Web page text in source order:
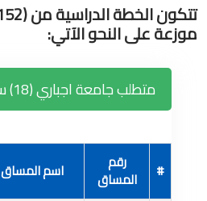
موزعة على النحو الآتي:
متطلب جامعة اجباري (18) ساعة
# رقم
المساق اسم المساق